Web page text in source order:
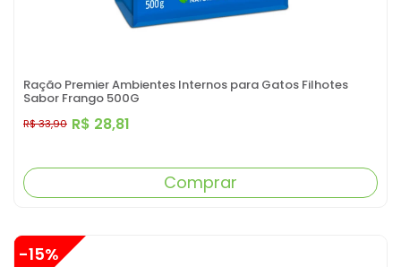
Ração Premier Ambientes Internos para Gatos Filhotes
Sabor Frango 500G
R$ 28,81
R$ 33,90
Comprar
-15%